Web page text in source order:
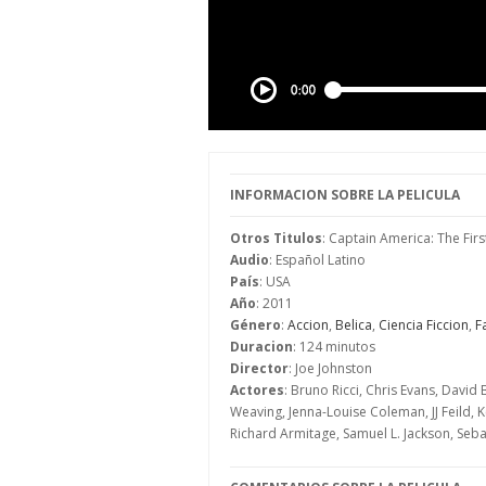
INFORMACION SOBRE LA PELICULA
Otros Titulos: Captain America: The
Audio: Español Latino
País: USA
Año: 2011
Género: Accion, Belica, Ciencia Ficcion,
Duracion: 124 minutos
Director: Joe Johnston
Actores: Bruno Ricci, Chris Evans,
Weaving, Jenna-Louise Coleman, JJ
Richard Armitage, Samuel L. Jackson,